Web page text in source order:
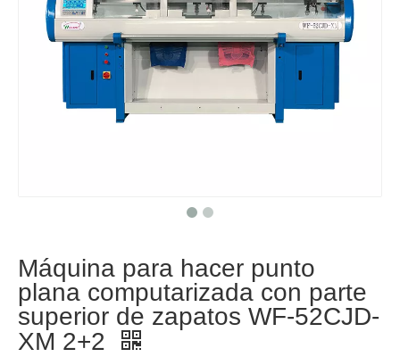
Máquina para hacer punto
plana computarizada con parte
superior de zapatos WF-52CJD-
XM 2+2